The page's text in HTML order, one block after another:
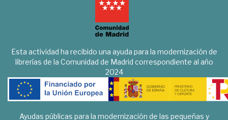
Esta actividad ha recibido una ayuda para la modernización de
librerías de la Comunidad de Madrid correspondiente al año
2024
Ayudas públicas para la modernización de las pequeñas y